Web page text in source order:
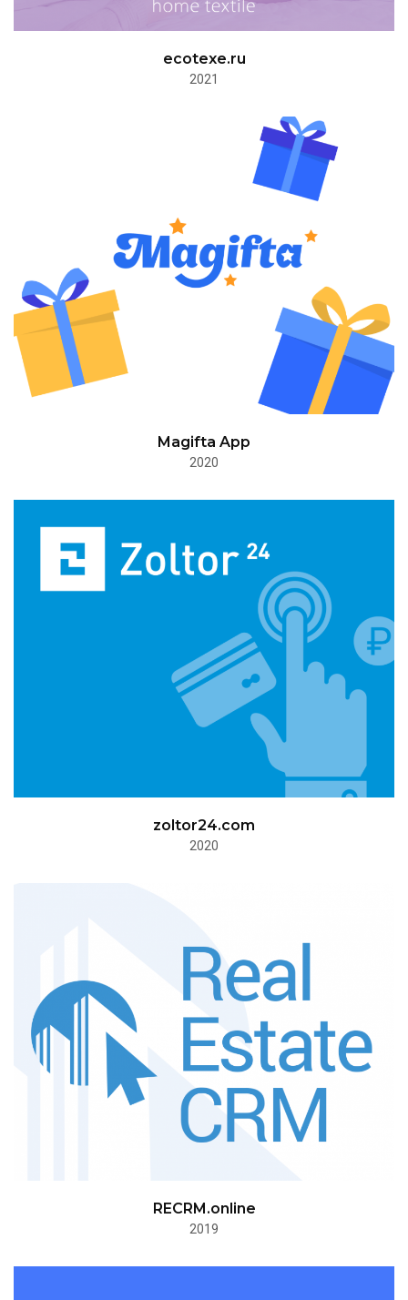
ecotexe.ru
2021
Magifta App
2020
zoltor24.com
2020
RECRM.online
2019